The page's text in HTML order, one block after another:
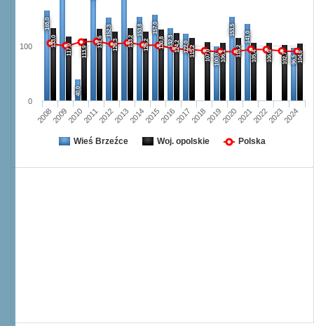
165,0
40,0
152,3 153,8
157,0
132,3
122,0
100,0
153,5
141,0
96,5
133,0
117,0 113,9
131,6 126,3 133,2 126,2 130,8 124,2 115,2 107,0 106,1 115,2 105,4 106,0 102,7 104,6
20082009201020112012201320142015201620172018201920202021202220232024
0
100
Wieś Brzeźce Woj. opolskie Polska